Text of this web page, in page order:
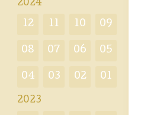
2024
12 11 10 09
08 07 06 05
04 03 02 01
2023